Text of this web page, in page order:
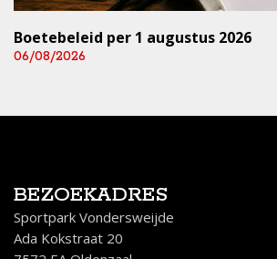
Boetebeleid per 1 augustus 2026
06/08/2026
BEZOEKADRES
Sportpark Vondersweijde
Ada Kokstraat 20